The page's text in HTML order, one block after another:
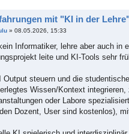
mit "KI in der Lehre"
» 08.05.2026, 15:33
Informatiker, lehre aber auch
leite und KI-Tools sehr
Output steuern und die
Wissen/Kontext
oder Labore
Dozent, User sind kostenlos),